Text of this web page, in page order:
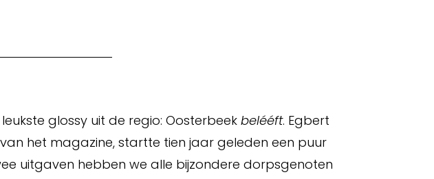
glossy uit de regio: Oosterbeekbelééft. Egbert
het magazine, startte tien jaar geleden een puur
uitgaven hebben we alle bijzondere dorpsgenoten